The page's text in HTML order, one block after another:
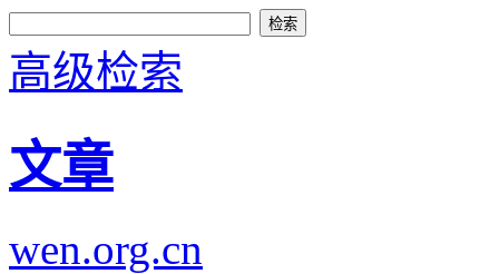
高级检索
文章
wen.org.cn